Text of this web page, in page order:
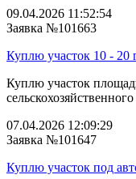
09.04.2026 11:52:54
Заявка №101663
Куплю участок 10 - 20
Куплю участок
07.04.2026 12:09:29
Заявка №101647
Куплю участок под